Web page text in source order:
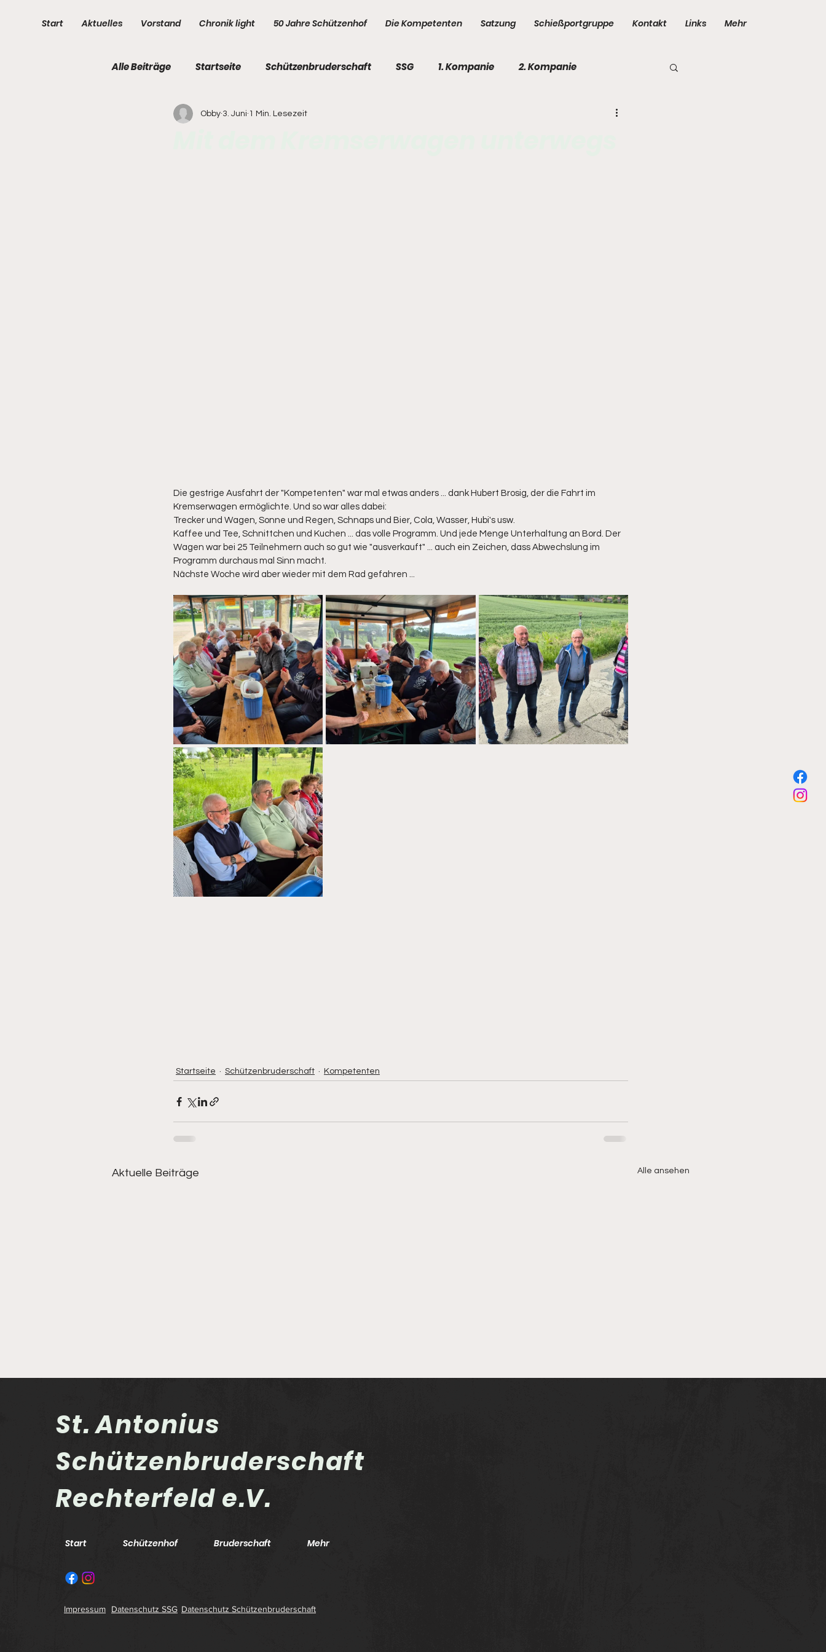
Start Aktuelles Vorstand Chronik light 50 Jahre Schützenhof Die Kompetenten Satzung Schießportgruppe Kontakt Links Mehr
Alle Beiträge Startseite Schützenbruderschaft SSG 1. Kompanie 2. Kompanie
3. Kompanie 4. Kompanie 5. Kompanie
Obby 3. Juni 1 Min. Lesezeit
Die gestrige Ausfahrt der "Kompetenten" war mal etwas anders ... dank Hubert Brosig, der die Fahrt im
Kremserwagen ermöglichte. Und so war alles dabei:
Trecker und Wagen, Sonne und Regen, Schnaps und Bier, Cola, Wasser, Hubi's usw.
Kaffee und Tee, Schnittchen und Kuchen ... das volle Programm. Und jede Menge Unterhaltung an Bord. Der
Wagen war bei 25 Teilnehmern auch so gut wie "ausverkauft" ... auch ein Zeichen, dass Abwechslung im
Programm durchaus mal Sinn macht.
Nächste Woche wird aber wieder mit dem Rad gefahren ...
Startseite Schützenbruderschaft Kompetenten
Aktuelle Beiträge Alle ansehen
St. Antonius
Schützenbruderschaft
Rechterfeld e.V.
Start Schützenhof Bruderschaft Mehr
Impressum Datenschutz SSG Datenschutz Schützenbruderschaft